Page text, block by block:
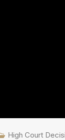
High Court